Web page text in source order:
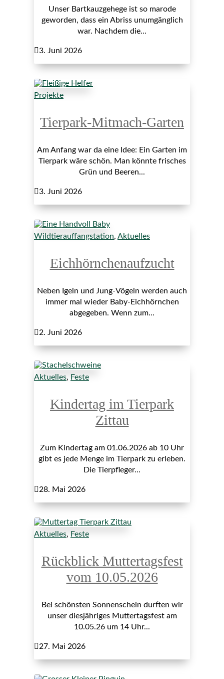
Unser Bartkauzgehege ist so marode
geworden, dass ein Abriss unumgänglich
war. Nachdem die...
3. Juni 2026
Projekte
Tierpark-Mitmach-Garten
Am Anfang war da eine Idee: Ein Garten im
Tierpark wäre schön. Man könnte frisches
Grün und Beeren...
3. Juni 2026
Wildtierauffangstation, Aktuelles
Eichhörnchenaufzucht
Neben Igeln und Jung-Vögeln werden auch
immer mal wieder Baby-Eichhörnchen
abgegeben. Wenn zum...
2. Juni 2026
Aktuelles, Feste
Kindertag im Tierpark
Zittau
Zum Kindertag am 01.06.2026 ab 10 Uhr
gibt es jede Menge im Tierpark zu erleben.
Die Tierpfleger...
28. Mai 2026
Aktuelles, Feste
Rückblick Muttertagsfest
vom 10.05.2026
Bei schönsten Sonnenschein durften wir
unser diesjähriges Muttertagsfest am
10.05.26 um 14 Uhr...
27. Mai 2026